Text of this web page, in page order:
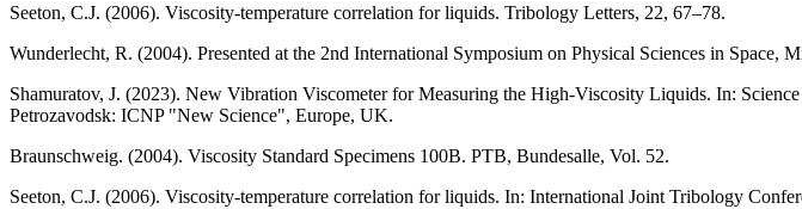
Seeton, C.J. (2006). Viscosity-temperature correlation for liquids. Tribology Letters, 22, 67–78.
Wunderlecht, R. (2004). Presented at the 2nd International Symposium on Physical Sciences in Space,
Shamuratov, J. (2023). New Vibration Viscometer for Measuring the High-Viscosity Liquids. In:
Petrozavodsk: ICNP "New Science", Europe, UK.
Braunschweig. (2004). Viscosity Standard Specimens 100B. PTB, Bundesalle, Vol. 52.
Seeton, C.J. (2006). Viscosity-temperature correlation for liquids. In: International Joint Tribology